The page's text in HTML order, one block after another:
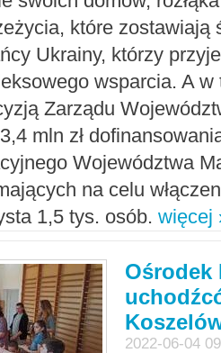
które zostawiają
Ukrainy, którzy
wsparcia. A w
Zarządu
mln zł
Województwa
na celu
1,5 tys. osób. więcej
Ośrodek
2022-06-04